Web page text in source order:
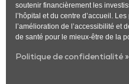
soutenir financièrement les
l’hôpital et du centre d’accueil.
l’amélioration de l’accessibilité et
de santé pour le mieux-être de la
Politique de confidentialité »